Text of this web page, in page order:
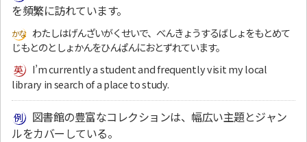
を頻繁に訪れています。
わたしはげんざいがくせいで、べんきょうするばしょをもとめて
じもとのとしょかんをひんぱんにおとずれています。
I’m currently a student and frequently visit my local
library in search of a place to study.
図書館の豊富なコレクションは、幅広い主題とジャン
ルをカバーしている。